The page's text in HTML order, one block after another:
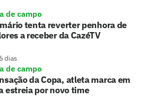
de campo
tenta reverter penhora de
a receber da CazéTV
dias
de campo
da Copa, atleta marca em
estreia por novo time